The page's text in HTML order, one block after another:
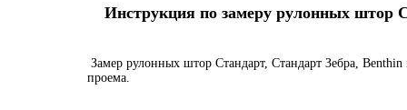
Инструкция по замеру рулонных штор
Замер рулонных штор Стандарт, Стандарт Зебра,
проема.